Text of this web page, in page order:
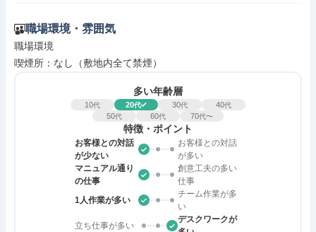
職場環境・雰囲気
職場環境
喫煙所：なし（敷地内全て禁煙）
多い年齢層
10代 20代 30代 40代
50代 60代 70代〜
特徴・ポイント
お客様との対話
が少ない
お客様との対話
が多い
マニュアル通り
の仕事
創意工夫の多い
仕事
1人作業が多い
チーム作業が多
い
立ち仕事が多い
デスクワークが